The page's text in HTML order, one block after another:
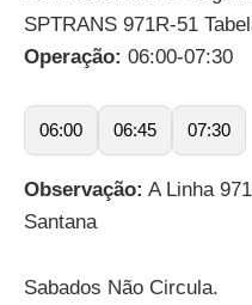
SPTRANS 971R-51
Operação: 06:00-07:30
06:00 06:45 07:30
Observação: A Linha
Santana
Sabados Não Circula.